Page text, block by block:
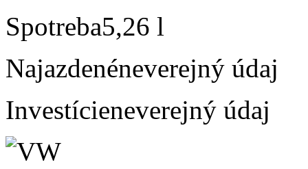
Spotreba5,26 l
Najazdenéneverejný údaj
Investícieneverejný údaj